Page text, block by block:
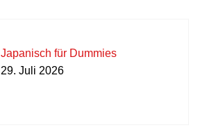
Japanisch für Dummies
29. Juli 2026